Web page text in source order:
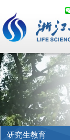
研究生教育